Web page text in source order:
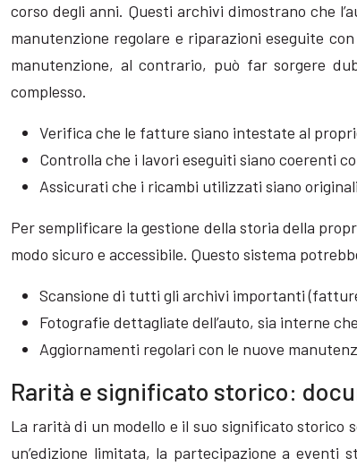
corso degli anni. Questi archivi dimostrano che
manutenzione regolare e riparazioni eseguite
manutenzione, al contrario, può far sorgere
complesso.
Verifica che le fatture siano intestate al
Controlla che i lavori eseguiti siano coerenti
Assicurati che i ricambi utilizzati siano
Per semplificare la gestione della storia della
modo sicuro e accessibile. Questo sistema
Scansione di tutti gli archivi importanti
Fotografie dettagliate dell’auto, sia interne
Aggiornamenti regolari con le nuove
Rarità e significato storico:
La rarità di un modello e il suo significato storico
un’edizione limitata, la partecipazione a eventi